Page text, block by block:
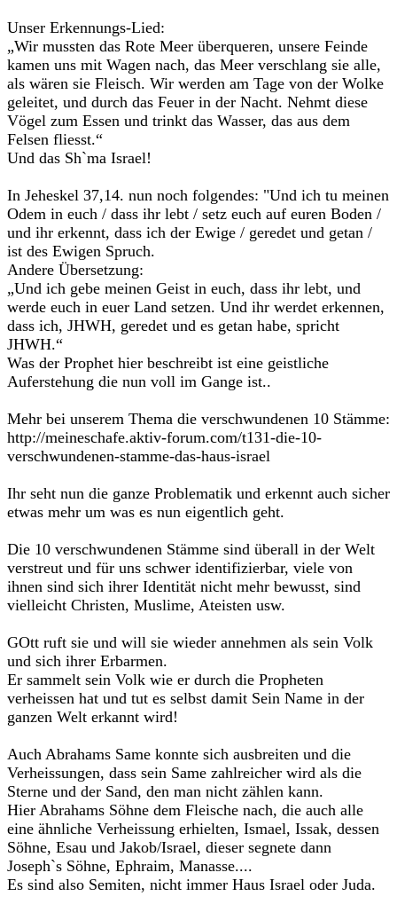
Unser Erkennungs-Lied:
„Wir mussten das Rote Meer überqueren, unsere Feinde
kamen uns mit Wagen nach, das Meer verschlang sie alle,
als wären sie Fleisch. Wir werden am Tage von der Wolke
geleitet, und durch das Feuer in der Nacht. Nehmt diese
Vögel zum Essen und trinkt das Wasser, das aus dem
Felsen fliesst.“
Und das Sh`ma Israel!
In Jeheskel 37,14. nun noch folgendes: "Und ich tu meinen
Odem in euch / dass ihr lebt / setz euch auf euren Boden /
und ihr erkennt, dass ich der Ewige / geredet und getan /
ist des Ewigen Spruch.
Andere Übersetzung:
„Und ich gebe meinen Geist in euch, dass ihr lebt, und
werde euch in euer Land setzen. Und ihr werdet erkennen,
dass ich, JHWH, geredet und es getan habe, spricht
JHWH.“
Was der Prophet hier beschreibt ist eine geistliche
Auferstehung die nun voll im Gange ist..
Mehr bei unserem Thema die verschwundenen 10 Stämme:
http://meineschafe.aktiv-forum.com/t131-die-10-
verschwundenen-stamme-das-haus-israel
Ihr seht nun die ganze Problematik und erkennt auch sicher
etwas mehr um was es nun eigentlich geht.
Die 10 verschwundenen Stämme sind überall in der Welt
verstreut und für uns schwer identifizierbar, viele von
ihnen sind sich ihrer Identität nicht mehr bewusst, sind
vielleicht Christen, Muslime, Ateisten usw.
GOtt ruft sie und will sie wieder annehmen als sein Volk
und sich ihrer Erbarmen.
Er sammelt sein Volk wie er durch die Propheten
verheissen hat und tut es selbst damit Sein Name in der
ganzen Welt erkannt wird!
Auch Abrahams Same konnte sich ausbreiten und die
Verheissungen, dass sein Same zahlreicher wird als die
Sterne und der Sand, den man nicht zählen kann.
Hier Abrahams Söhne dem Fleische nach, die auch alle
eine ähnliche Verheissung erhielten, Ismael, Issak, dessen
Söhne, Esau und Jakob/Israel, dieser segnete dann
Joseph`s Söhne, Ephraim, Manasse....
Es sind also Semiten, nicht immer Haus Israel oder Juda.